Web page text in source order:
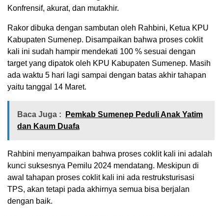
Konfrensif, akurat, dan mutakhir.
Rakor dibuka dengan sambutan oleh Rahbini, Ketua KPU
Kabupaten Sumenep. Disampaikan bahwa proses coklit
kali ini sudah hampir mendekati 100 % sesuai dengan
target yang dipatok oleh KPU Kabupaten Sumenep. Masih
ada waktu 5 hari lagi sampai dengan batas akhir tahapan
yaitu tanggal 14 Maret.
Baca Juga :
Pemkab Sumenep Peduli Anak Yatim
dan Kaum Duafa
Rahbini menyampaikan bahwa proses coklit kali ini adalah
kunci suksesnya Pemilu 2024 mendatang. Meskipun di
awal tahapan proses coklit kali ini ada restruksturisasi
TPS, akan tetapi pada akhirnya semua bisa berjalan
dengan baik.